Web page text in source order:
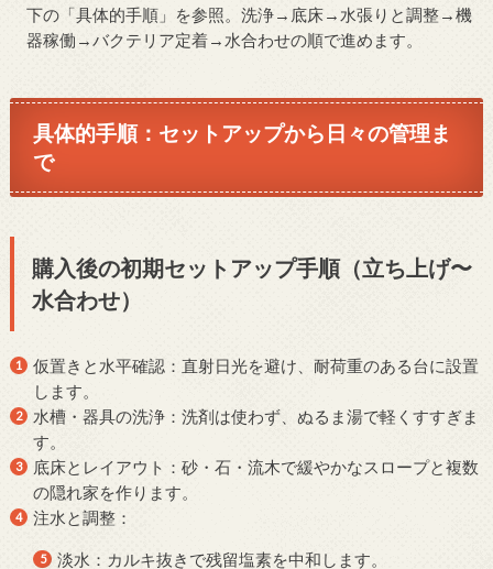
下の「具体的手順」を参照。洗浄→底床→水張りと調整→機
器稼働→バクテリア定着→水合わせの順で進めます。
具体的手順：セットアップから日々の管理ま
で
購入後の初期セットアップ手順（立ち上げ〜
水合わせ）
仮置きと水平確認：直射日光を避け、耐荷重のある台に設置
します。
水槽・器具の洗浄：洗剤は使わず、ぬるま湯で軽くすすぎま
す。
底床とレイアウト：砂・石・流木で緩やかなスロープと複数
の隠れ家を作ります。
注水と調整：
淡水：カルキ抜きで残留塩素を中和します。